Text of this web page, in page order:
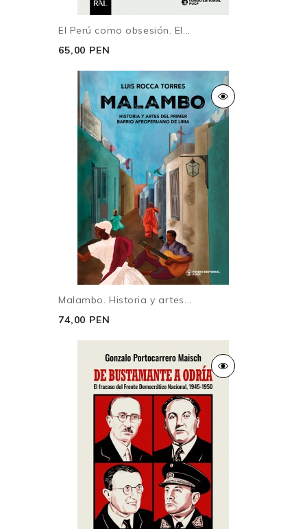
El Perú como obsesión. El...
65,00 PEN
Malambo. Historia y artes...
74,00 PEN